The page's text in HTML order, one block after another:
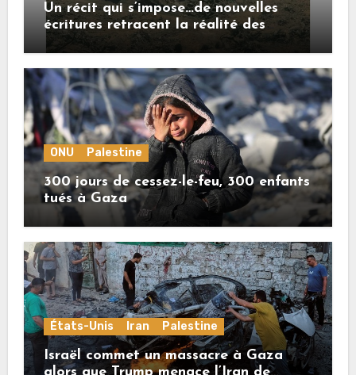
Un récit qui s’impose…de nouvelles
écritures retracent la réalité des
crimes sionistes à Gaza
ONU Palestine
300 jours de cessez-le-feu, 300 enfants
tués à Gaza
États-Unis Iran Palestine
Israël commet un massacre à Gaza